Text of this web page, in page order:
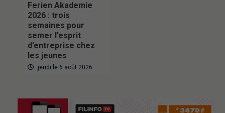
Ferien Akademie
2026 : trois
semaines pour
semer l’esprit
d’entreprise chez
les jeunes
jeudi le 6 août 2026